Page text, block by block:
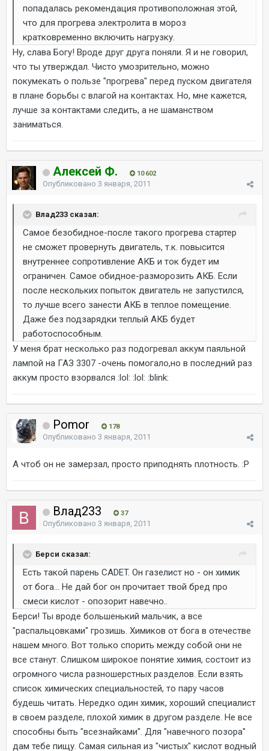
попадалась рекомендация противоположная этой,
что для прогрева электролита в мороз
кратковременно включить нагрузку.
Ну, слава Богу! Вроде друг друга поняли. Я и не говорил,
что ты утверждал. Чисто умозрительно, можно
покумекать о пользе "прогрева" перед пуском двигателя
в плане борьбы с влагой на контактах. Но, мне кажется,
лучше за контактами следить, а не шаманством
заниматься.
Алексей Ф. 10 602
Опубликовано 3 января, 2011
Влад233 сказал:
Самое безобидное-после такого прогрева стартер
не сможет провернуть двигатель, т.к. повысится
внутреннее сопротивление АКБ и ток будет им
ограничен. Самое обидное-разморозить АКБ. Если
после нескольких попыток двигатель не запустился,
то лучше всего занести АКБ в теплое помещение.
Даже без подзарядки теплый АКБ будет
работоспособным.
У меня брат несколько раз подогревал аккум паяльной
лампой на ГАЗ 3307 -очень помогало,но в последний раз
аккум просто взорвался :lol: :lol: :blink:
Pomor 178
Опубликовано 3 января, 2011
А чтоб он не замерзал, просто приподнять плотность. :P
Влад233 37
Опубликовано 3 января, 2011
Берси сказал:
Есть такой парень CADET. Он газелист но - он химик
от бога... Не дай бог он прочитает твой бред про
смеси кислот - опозорит навечно..
Берси! Ты вроде большенький мальчик, а все
"распальцовками" грозишь. Химиков от бога в отечестве
нашем много. Вот только спорить между собой они не
все станут. Слишком широкое понятие химия, состоит из
огромного числа разношерстных разделов. Если взять
список химических специальностей, то пару часов
будешь читать. Нередко один химик, хороший специалист
в своем разделе, плохой химик в другом разделе. Не все
способны быть "всезнайками". Для "навечного позора"
дам тебе пищу. Самая сильная из "чистых" кислот водный